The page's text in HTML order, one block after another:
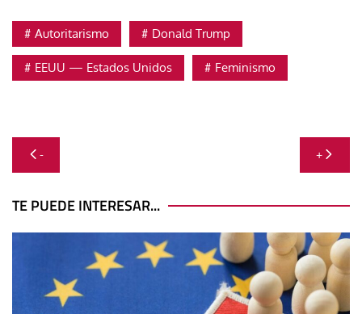
Autoritarismo Donald Trump
EEUU — Estados Unidos Feminismo
Navegación
de
entradas
- +
TE PUEDE INTERESAR...